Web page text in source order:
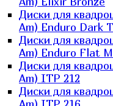
Диски для
Am) Enduro Dark
Диски для
Am) Enduro Flat
Диски для
Am) ITP 212
Диски для